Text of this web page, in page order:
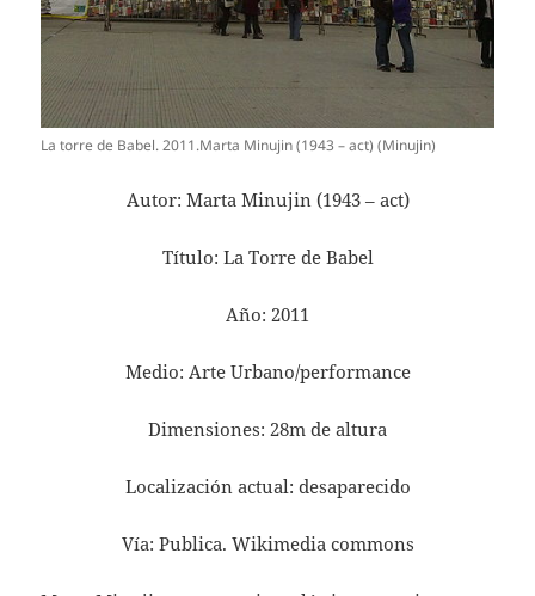
La torre de Babel. 2011.Marta Minujin (1943 – act) (Minujin)
Autor: Marta Minujin (1943 – act)
Título: La Torre de Babel
Año: 2011
Medio: Arte Urbano/performance
Dimensiones: 28m de altura
Localización actual: desaparecido
Vía: Publica. Wikimedia commons